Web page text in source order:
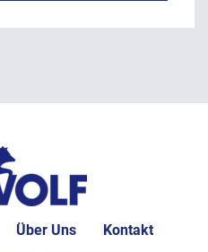
Über Uns Kontakt